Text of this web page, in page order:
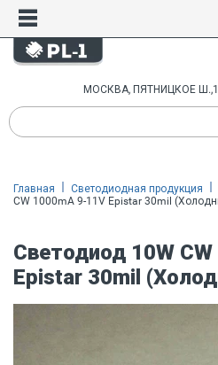
МОСКВА, ПЯТНИЦКОЕ
Главная Светодиодная продукция
CW 1000mA 9-11V Epistar 30mil
Светодиод 10W
Epistar 30mil